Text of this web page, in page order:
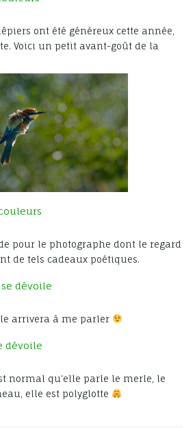
la
pour le photographe dont le regard
de tels cadeaux poétiques.
dévoile
arrivera à me parler
dévoile
normal qu'elle parle le merle, le
elle est polyglotte